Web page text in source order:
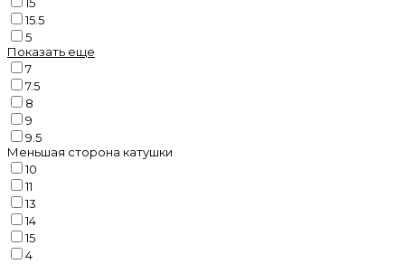
15.5
5
Показать еще
7
7.5
8
9
9.5
Меньшая сторона катушки
10
11
13
14
15
4